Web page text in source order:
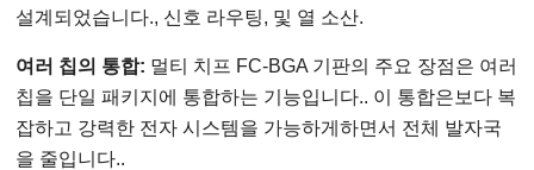
설계되었습니다., 신호 라우팅, 및 열 소산.
여러 칩의 통합: 멀티 치프 FC-BGA 기판의 주요 장점은 여러
칩을 단일 패키지에 통합하는 기능입니다.. 이 통합은보다 복
잡하고 강력한 전자 시스템을 가능하게하면서 전체 발자국
을 줄입니다..